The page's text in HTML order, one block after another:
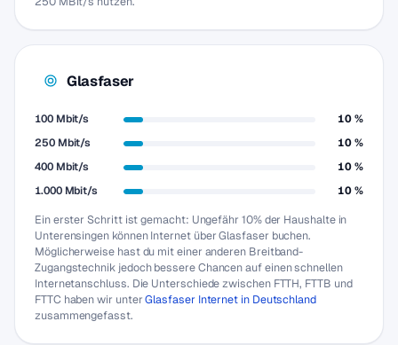
Glasfaser
100 Mbit/s
10 %
250 Mbit/s
10 %
400 Mbit/s
10 %
1.000 Mbit/s
10 %
Ein erster Schritt ist gemacht: Ungefähr 10% der Haushalte in
Unterensingen können Internet über Glasfaser buchen.
Möglicherweise hast du mit einer anderen Breitband-
Zugangstechnik jedoch bessere Chancen auf einen schnellen
Internetanschluss. Die Unterschiede zwischen FTTH, FTTB und
FTTC haben wir unterGlasfaser Internet in Deutschland
zusammengefasst.